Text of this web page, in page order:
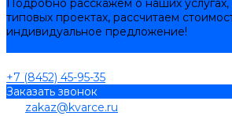
типовых проектах, рассчитаем
индивидуальное предложение!
+7 (8452) 45-95-35
Заказать звонок
zakaz@kvarce.ru